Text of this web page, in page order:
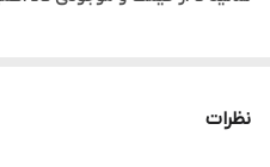
میگردد.
- اندازه گیری فلو باد (CFM,CMM)
نظرات